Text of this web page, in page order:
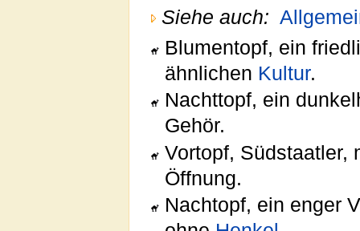
Siehe auch:
Blumentopf, ein
ähnlichen Kultur.
Nachttopf, ein
Gehör.
Vortopf,
Öffnung.
Nachtopf, ein enger